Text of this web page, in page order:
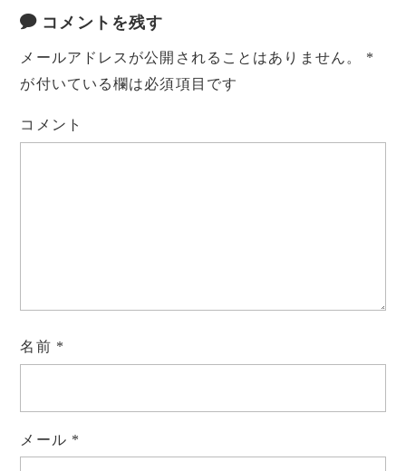
コメントを残す
メールアドレスが公開されることはありません。
*
が付いている欄は必須項目です
コメント
名前 *
メール *